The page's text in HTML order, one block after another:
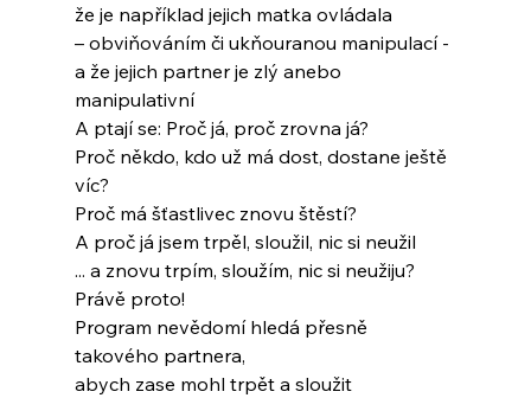
že je například jejich matka ovládala
– obviňováním či ukňouranou manipulací -
a že jejich partner je zlý anebo
manipulativní
A ptají se: Proč já, proč zrovna já?
Proč někdo, kdo už má dost, dostane ještě
víc?
Proč má šťastlivec znovu štěstí?
A proč já jsem trpěl, sloužil, nic si neužil
... a znovu trpím, sloužím, nic si neužiju?
Právě proto!
Program nevědomí hledá přesně
takového partnera,
abych zase mohl trpět a sloužit